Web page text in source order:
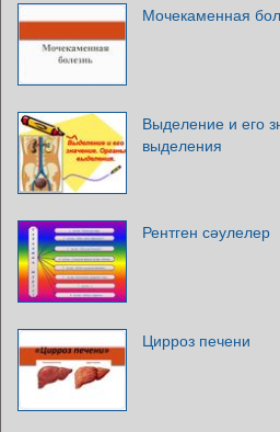
Мочекаменная
Выделение и его
выделения
Рентген сәулелер
Цирроз печени